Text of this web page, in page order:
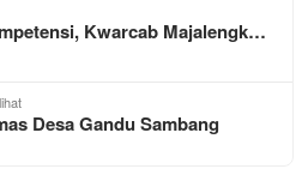
Kwarcab Majalengk…
Desa Gandu Sambang